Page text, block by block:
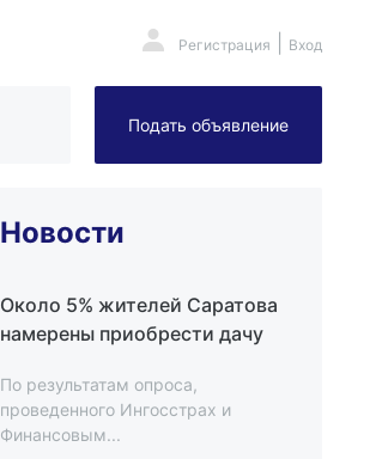
Регистрация Вход
Подать объявление
Новости
Около 5% жителей Саратова
намерены приобрести дачу
По результатам опроса,
проведенного Ингосстрах и
Финансовым...